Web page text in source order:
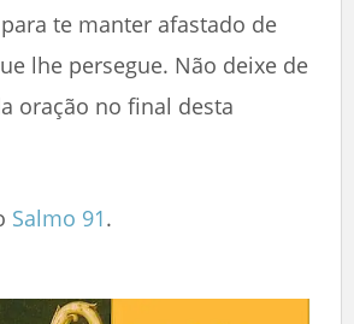
te manter afastado de
lhe persegue. Não deixe de
oração no final desta
Salmo 91.